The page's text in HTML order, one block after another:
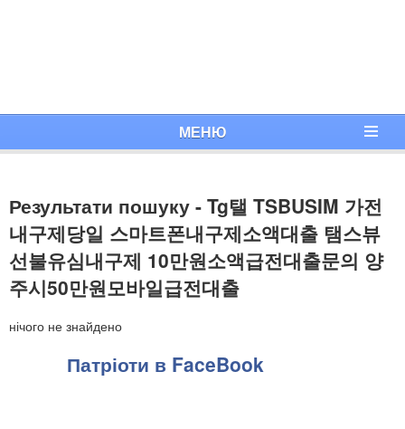
МЕНЮ
Результати пошуку - Tg탤 TSBUSIM 가전
내구제당일 스마트폰내구제소액대출 탬스뷰
선불유심내구제 10만원소액급전대출문의 양
주시50만원모바일급전대출
нічого не знайдено
Патріоти в FaceBook